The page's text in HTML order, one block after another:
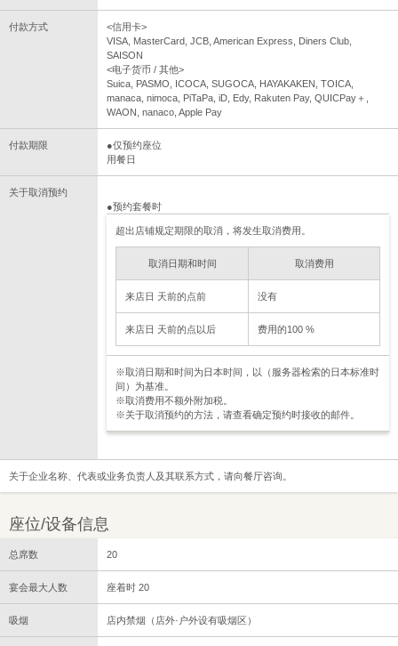
付款方式
<信用卡>
VISA, MasterCard, JCB, American Express, Diners Club,
SAISON
<电子货币 / 其他>
Suica, PASMO, ICOCA, SUGOCA, HAYAKAKEN, TOICA,
manaca, nimoca, PiTaPa, iD, Edy, Rakuten Pay, QUICPay＋,
WAON, nanaco, Apple Pay
付款期限
●仅预约座位
用餐日
关于取消预约
●预约套餐时
超出店铺规定期限的取消，将发生取消费用。
取消日期和时间 取消费用
来店日 天前的点前 没有
来店日 天前的点以后 费用的100 %
※取消日期和时间为日本时间，以（服务器检索的日本标准时
间）为基准。
※取消费用不额外附加税。
※关于取消预约的方法，请查看确定预约时接收的邮件。
关于企业名称、代表或业务负责人及其联系方式，请向餐厅咨询。
座位/设备信息
总席数 20
宴会最大人数 座着时 20
吸烟 店内禁烟（店外·户外设有吸烟区）